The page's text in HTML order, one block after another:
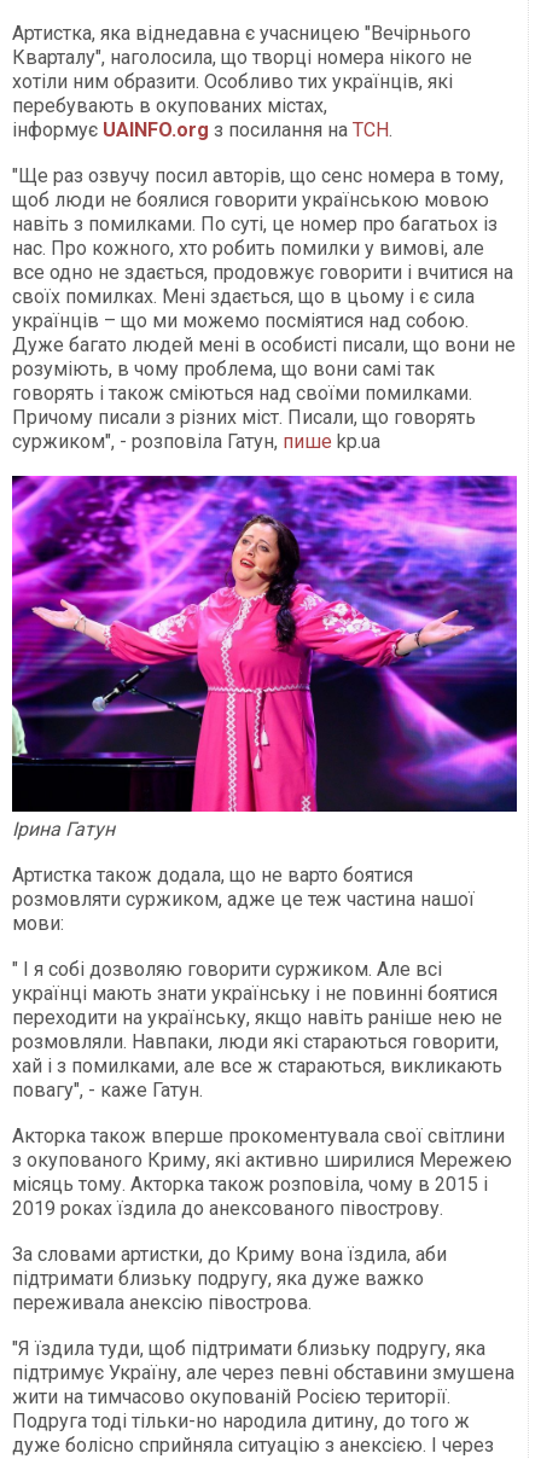
Артистка, яка віднедавна є учасницею "Вечірнього
Кварталу", наголосила, що творці номера нікого не
хотіли ним образити. Особливо тих українців, які
перебувають в окупованих містах,
інформує UAINFO.org з посилання на ТСН.
"Ще раз озвучу посил авторів, що сенс номера в тому,
щоб люди не боялися говорити українською мовою
навіть з помилками. По суті, це номер про багатьох із
нас. Про кожного, хто робить помилки у вимові, але
все одно не здається, продовжує говорити і вчитися на
своїх помилках. Мені здається, що в цьому і є сила
українців – що ми можемо посміятися над собою.
Дуже багато людей мені в особисті писали, що вони не
розуміють, в чому проблема, що вони самі так
говорять і також сміються над своїми помилками.
Причому писали з різних міст. Писали, що говорять
суржиком", - розповіла Гатун, пише kp.ua
Ірина Гатун
Артистка також додала, що не варто боятися
розмовляти суржиком, адже це теж частина нашої
мови:
" І я собі дозволяю говорити суржиком. Але всі
українці мають знати українську і не повинні боятися
переходити на українську, якщо навіть раніше нею не
розмовляли. Навпаки, люди які стараються говорити,
хай і з помилками, але все ж стараються, викликають
повагу", - каже Гатун.
Акторка також вперше прокоментувала свої світлини
з окупованого Криму, які активно ширилися Мережею
місяць тому. Акторка також розповіла, чому в 2015 і
2019 роках їздила до анексованого півострову.
За словами артистки, до Криму вона їздила, аби
підтримати близьку подругу, яка дуже важко
переживала анексію півострова.
"Я їздила туди, щоб підтримати близьку подругу, яка
підтримує Україну, але через певні обставини змушена
жити на тимчасово окупованій Росією території.
Подруга тоді тільки-но народила дитину, до того ж
дуже болісно сприйняла ситуацію з анексією. І через